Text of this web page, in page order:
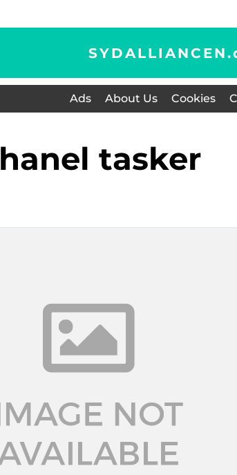
SYDALLIANCEN.
Ads About Us Cookies
chanel tasker